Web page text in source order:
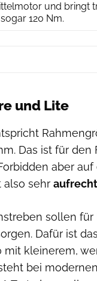
und bringt
120 Nm.
und Lite
Das ist für
aber
also sehr
sollen für
Dafür ist
mit kleinerem,
bei